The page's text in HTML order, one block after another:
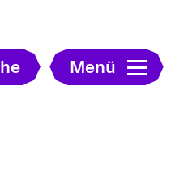
Menü